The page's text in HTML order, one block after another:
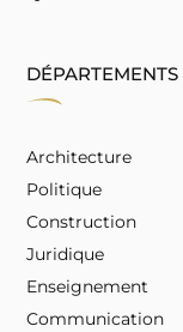
DÉPARTEMENTS
Architecture
Politique
Construction
Juridique
Enseignement
Communication